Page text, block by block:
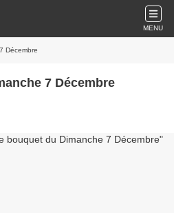
MENU
Décembre
7 Décembre